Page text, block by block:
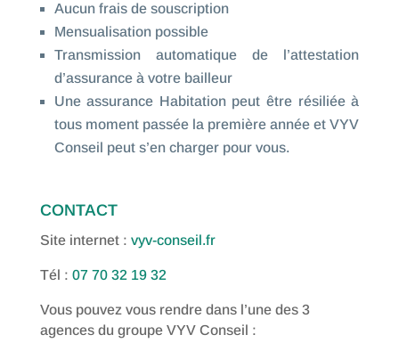
Aucun frais de souscription
Mensualisation possible
Transmission automatique de l’attestation
d’assurance à votre bailleur
Une assurance Habitation peut être résiliée à
tous moment passée la première année et VYV
Conseil peut s’en charger pour vous.
CONTACT
Site internet : vyv-conseil.fr
Tél : 07 70 32 19 32
Vous pouvez vous rendre dans l’une des 3
agences du groupe VYV Conseil :